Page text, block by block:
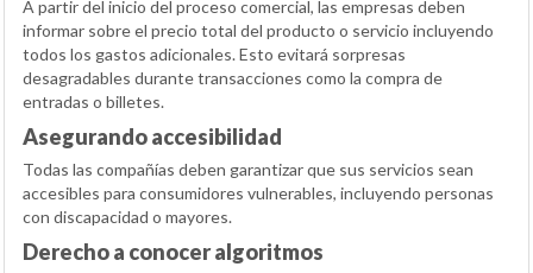
A partir del inicio del proceso comercial, las empresas deben
informar sobre el precio total del producto o servicio incluyendo
todos los gastos adicionales. Esto evitará sorpresas
desagradables durante transacciones como la compra de
entradas o billetes.
Asegurando accesibilidad
Todas las compañías deben garantizar que sus servicios sean
accesibles para consumidores vulnerables, incluyendo personas
con discapacidad o mayores.
Derecho a conocer algoritmos